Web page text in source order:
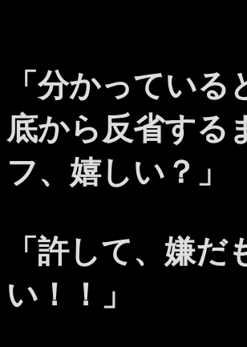
「分かってい
底から反省する
フ、嬉しい？」
「許して、嫌
い！！」